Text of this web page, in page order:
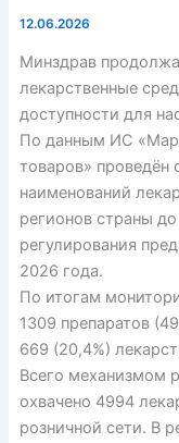
12.06.2026
Минздрав
лекарственные
доступности для
По данным ИС
товаров» проведён
наименований
регионов страны
регулирования
2026 года.
По итогам
1309 препаратов
669 (20,4%)
Всего механизмом
охвачено 4994
розничной сети. В